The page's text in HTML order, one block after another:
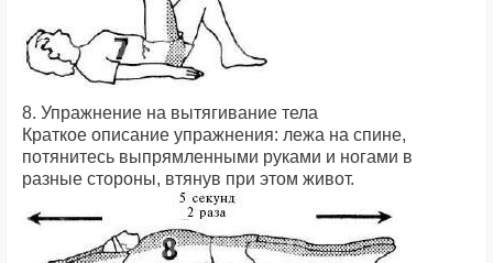
8. Упражнение на вытягивание тела
Краткое описание упражнения: лежа на спине,
потянитесь выпрямленными руками и ногами в
разные стороны, втянув при этом живот.